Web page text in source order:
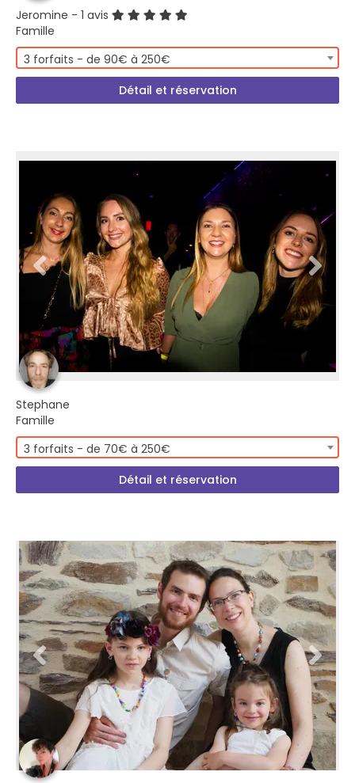
Jeromine - 1 avis
Famille
3 forfaits - de 90€ à 250€
Détail et réservation
Stephane
Famille
3 forfaits - de 70€ à 250€
Détail et réservation